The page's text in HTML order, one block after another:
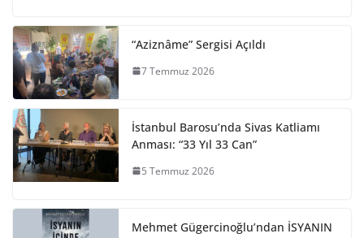
“Aziznâme” Sergisi Açıldı
7 Temmuz 2026
İstanbul Barosu’nda Sivas Katliamı
Anması: “33 Yıl 33 Can”
5 Temmuz 2026
Mehmet Gügercinoğlu’ndan İSYANIN